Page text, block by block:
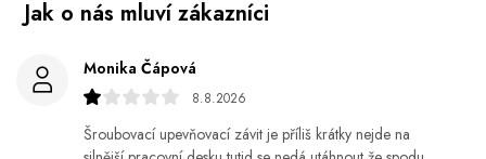
Monika Čápová
8.8.2026
Šroubovací upevňovací závit je příliš krátky nejde na